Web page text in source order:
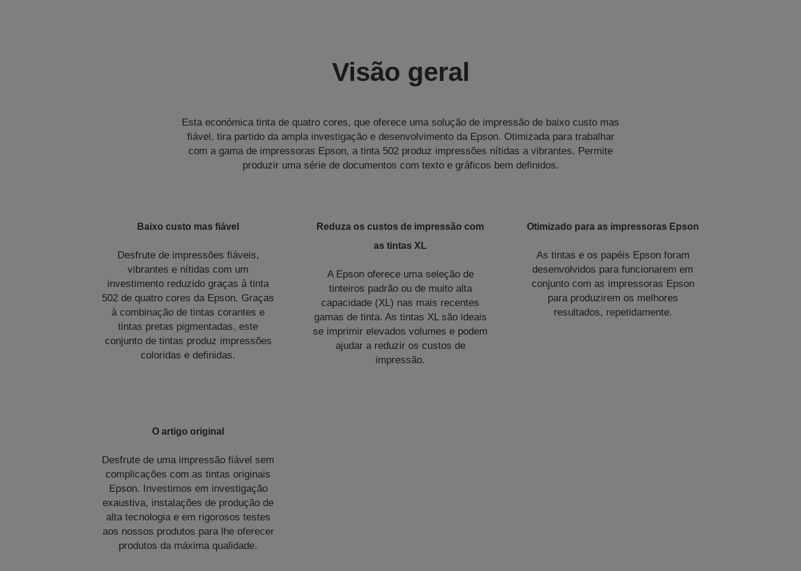
Visão geral
Esta económica tinta de quatro cores, que oferece uma solução de impressão de baixo custo mas
fiável, tira partido da ampla investigação e desenvolvimento da Epson. Otimizada para trabalhar
com a gama de impressoras Epson, a tinta 502 produz impressões nítidas a vibrantes. Permite
produzir uma série de documentos com texto e gráficos bem definidos.
Baixo custo mas fiável
Desfrute de impressões fiáveis,
vibrantes e nítidas com um
investimento reduzido graças à tinta
502 de quatro cores da Epson. Graças
à combinação de tintas corantes e
tintas pretas pigmentadas, este
conjunto de tintas produz impressões
coloridas e definidas.
Reduza os custos de impressão com
as tintas XL
A Epson oferece uma seleção de
tinteiros padrão ou de muito alta
capacidade (XL) nas mais recentes
gamas de tinta. As tintas XL são ideais
se imprimir elevados volumes e podem
ajudar a reduzir os custos de
impressão.
Otimizado para as impressoras Epson
As tintas e os papéis Epson foram
desenvolvidos para funcionarem em
conjunto com as impressoras Epson
para produzirem os melhores
resultados, repetidamente.
O artigo original
Desfrute de uma impressão fiável sem
complicações com as tintas originais
Epson. Investimos em investigação
exaustiva, instalações de produção de
alta tecnologia e em rigorosos testes
aos nossos produtos para lhe oferecer
produtos da máxima qualidade.